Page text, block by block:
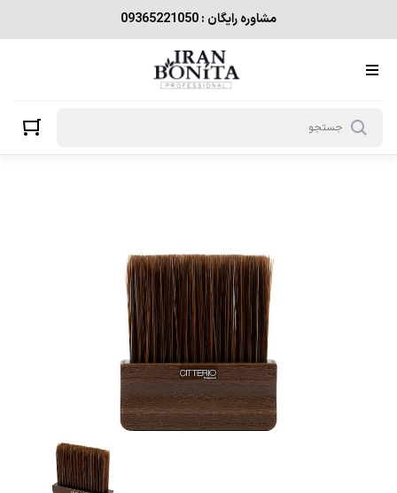
مشاوره رایگان : 09365221050